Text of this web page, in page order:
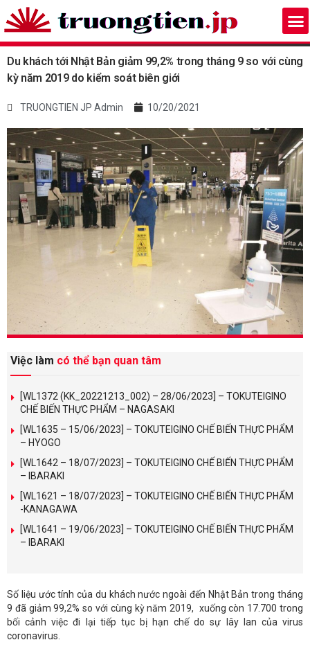
Du khách tới Nhật Bản giảm 99,2% trong tháng 9 so với cùng
kỳ năm 2019 do kiểm soát biên giới
TRUONGTIEN JP Admin 10/20/2021
Việc làm có thể bạn quan tâm
[WL1372 (KK_20221213_002) – 28/06/2023] – TOKUTEIGINO
CHẾ BIẾN THỰC PHẨM – NAGASAKI
[WL1635 – 15/06/2023] – TOKUTEIGINO CHẾ BIẾN THỰC PHẨM
– HYOGO
[WL1642 – 18/07/2023] – TOKUTEIGINO CHẾ BIẾN THỰC PHẨM
– IBARAKI
[WL1621 – 18/07/2023] – TOKUTEIGINO CHẾ BIẾN THỰC PHẨM
-KANAGAWA
[WL1641 – 19/06/2023] – TOKUTEIGINO CHẾ BIẾN THỰC PHẨM
– IBARAKI
Số liệu ước tính của du khách nước ngoài đến Nhật Bản trong tháng
9 đã giảm 99,2% so với cùng kỳ năm 2019, xuống còn 17.700 trong
bối cảnh việc đi lại tiếp tục bị hạn chế do sự lây lan của virus
coronavirus.